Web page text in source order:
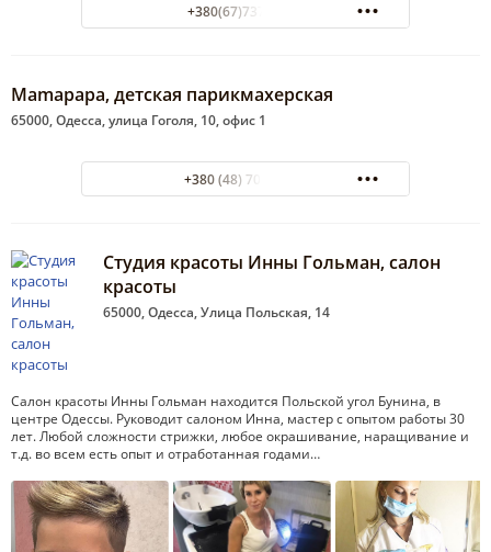
+380(67)737-48-91
Mamapapa, детская парикмахерская
65000, Одесса, улица Гоголя, 10, офис 1
+380 (48) 701-28-89
Студия красоты Инны Гольман, салон
красоты
65000, Одесса, Улица Польская, 14
Салон красоты Инны Гольман находится Польской угол Бунина, в
центре Одессы. Руководит салоном Инна, мастер с опытом работы 30
лет. Любой сложности стрижки, любое окрашивание, наращивание и
т.д. во всем есть опыт и отработанная годами…